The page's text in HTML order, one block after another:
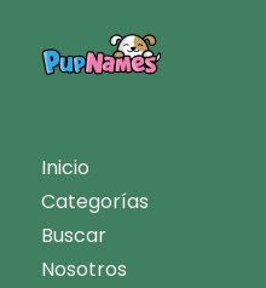
Inicio
Categorías
Buscar
Nosotros